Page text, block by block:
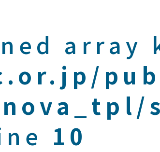
array
10